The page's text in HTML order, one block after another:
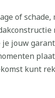
of schade,
je jouw
kunt